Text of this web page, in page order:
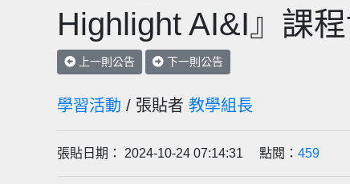
Highlight AI&I』課
上一則公告 下一則公告
學習活動 / 張貼者 教學組長
張貼日期： 2024-10-24 07:14:31 點閱： 459